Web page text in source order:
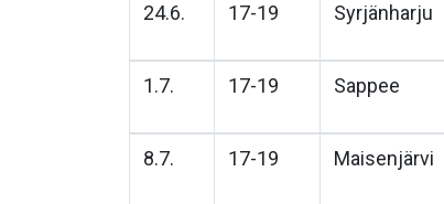
24.6. 17-19 Syrjänharju
1.7. 17-19 Sappee
8.7. 17-19 Maisenjärvi